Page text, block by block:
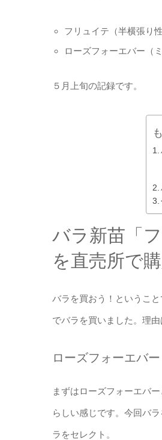
フリュイテ（半横張り
ローズフォーエバー（ミ
５月上旬の記録です。
バラ新苗「
を直売所で
バラを買おう！というこ
でバラを買いました。理
ローズフォーエバー
まずはローズフォーエバ
らしい感じです。今回バ
ラをセレクト。